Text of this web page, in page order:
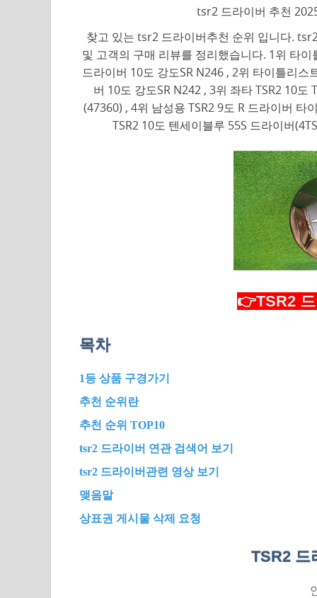
tsr2 드라이버 추천
찾고 있는 tsr2 드라이버추천 순위 입니다.
및 고객의 구매 리뷰를 정리했습니다. 1위 타
드라이버 10도 강도SR N246 , 2위 타이틀리스
버 10도 강도SR N242 , 3위 좌타 TSR2 10도
(47360) , 4위 남성용 TSR2 9도 R 드라이버 타
TSR2 10도 텐세이블루 55S 드라이버
👉TSR2
목차
1등 상품 구경가기
추천 순위란
추천 순위 TOP10
tsr2 드라이버 연관 검색어 보기
tsr2 드라이버관련 영상 보기
맺음말
상표권 게시물 삭제 요청
TSR2 드